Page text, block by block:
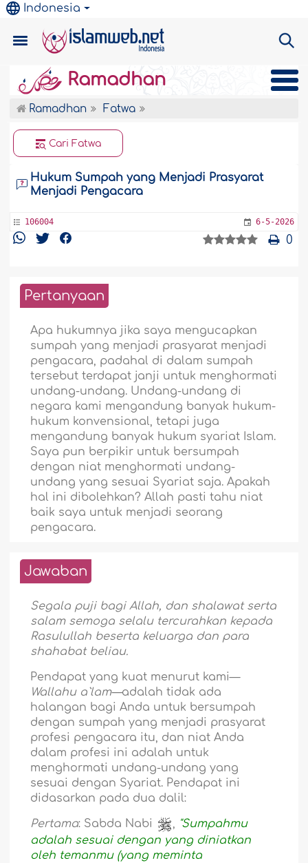
Indonesia
Ramadhan
Ramadhan Fatwa
Cari Fatwa
Hukum Sumpah yang Menjadi Prasyarat
Menjadi Pengacara
106004 6-5-2026
0
Pertanyaan
Apa hukumnya jika saya mengucapkan
sumpah yang menjadi prasyarat menjadi
pengacara, padahal di dalam sumpah
tersebut terdapat janji untuk menghormati
undang-undang. Undang-undang di
negara kami mengandung banyak hukum-
hukum konvensional, tetapi juga
mengandung banyak hukum syariat Islam.
Saya pun berpikir untuk bersumpah
dengan niat menghormati undang-
undang yang sesuai Syariat saja. Apakah
hal ini dibolehkan? Allah pasti tahu niat
baik saya untuk menjadi seorang
pengacara.
Jawaban
Segala puji bagi Allah, dan shalawat serta
salam semoga selalu tercurahkan kepada
Rasulullah beserta keluarga dan para
shahabat beliau.
Pendapat yang kuat menurut kami—
Wallahu a`lam—adalah tidak ada
halangan bagi Anda untuk bersumpah
dengan sumpah yang menjadi prasyarat
profesi pengacara itu, dan niat Anda
dalam profesi ini adalah untuk
menghormati undang-undang yang
sesuai dengan Syariat. Pendapat ini
didasarkan pada dua dalil:
Pertama: Sabda Nabi , "Sumpahmu
adalah sesuai dengan yang diniatkan
oleh temanmu (yang meminta